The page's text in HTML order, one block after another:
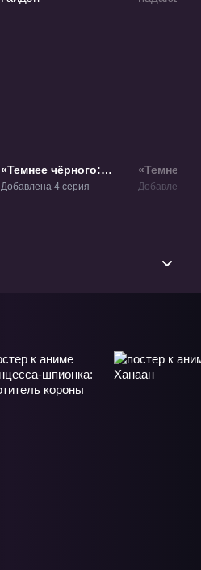
«Темнее чёрного:
Чёрный контрактор -
Добавлена 4 серия
«Темнее
Близнецы
Добавлена